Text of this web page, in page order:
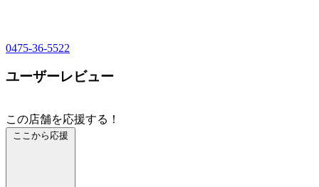
0475-36-5522
ユーザーレビュー
この店舗を応援する！
ここから応援